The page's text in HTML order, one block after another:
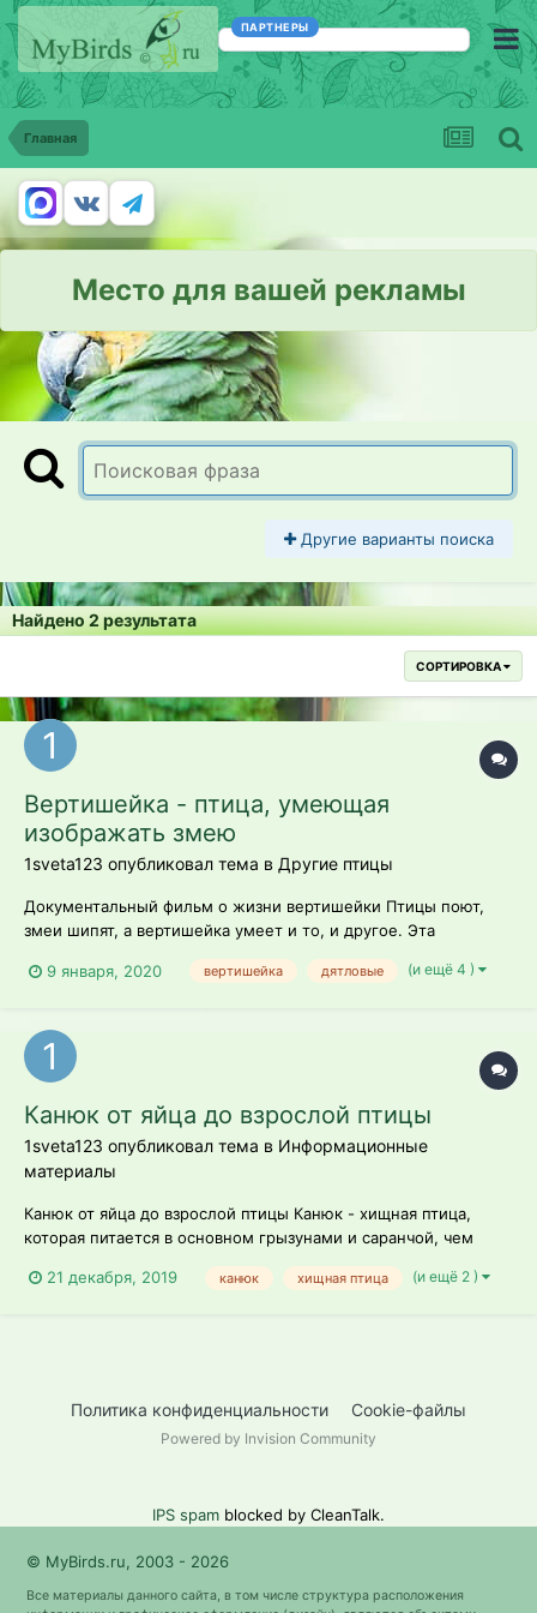
ПАРТНЕРЫ
Главная
Место для вашей рекламы
Другие варианты поиска
Найдено 2 результата
СОРТИРОВКА
Вертишейка - птица, умеющая
изображать змею
1sveta123 опубликовал тема в Другие птицы
Документальный фильм о жизни вертишейки Птицы поют,
змеи шипят, а вертишейка умеет и то, и другое. Эта
Внешне она напоминает воробья, а относится к семейству
готовые. К примеру, брошенные ду...
9 января, 2020 вертишейка дятловые (и ещё 4 )
Канюк от яйца до взрослой птицы
1sveta123 опубликовал тема в Информационные
материалы
Канюк от яйца до взрослой птицы Канюк - хищная птица,
которая питается в основном грызунами и саранчой, чем
21 декабря, 2019
канюк хищная птица (и ещё 2 )
Политика конфиденциальности Cookie-файлы
Powered by Invision Community
IPS spam blocked by CleanTalk.
© MyBirds.ru, 2003 - 2026
Все материалы данного сайта, в том числе структура расположения